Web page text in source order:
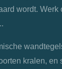
wordt. Werk
kralen, en